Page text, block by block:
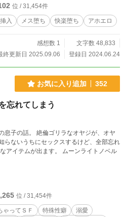
位 / 31,454件
入 メス堕ち 快楽堕ち アホエロ
感想数 1
文字数 48,833
終更新日 2025.09.06
登録日 2024.06.24
お気に入り追加 352
忘れてしまう
息子の話。 絶倫ゴリラなオヤジが、オヤ
らないうちにセックスするけど、全部忘れ
位 / 31,454件
ゃってＳＦ 特殊性癖
溺愛